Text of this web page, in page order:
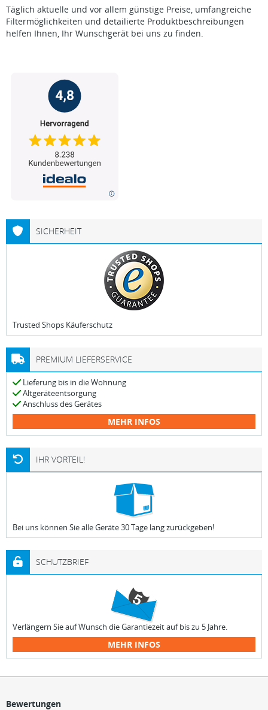
Täglich aktuelle und vor allem günstige Preise, umfangreiche
Filtermöglichkeiten und detailierte Produktbeschreibungen
helfen Ihnen, Ihr Wunschgerät bei uns zu finden.
SICHERHEIT
Trusted Shops Käuferschutz
PREMIUM LIEFERSERVICE
Lieferung bis in die Wohnung
Altgeräteentsorgung
Anschluss des Gerätes
MEHR INFOS
IHR VORTEIL!
Bei uns können Sie alle Geräte 30 Tage lang zurückgeben!
SCHUTZBRIEF
Verlängern Sie auf Wunsch die Garantiezeit auf bis zu 5 Jahre.
MEHR INFOS
Bewertungen